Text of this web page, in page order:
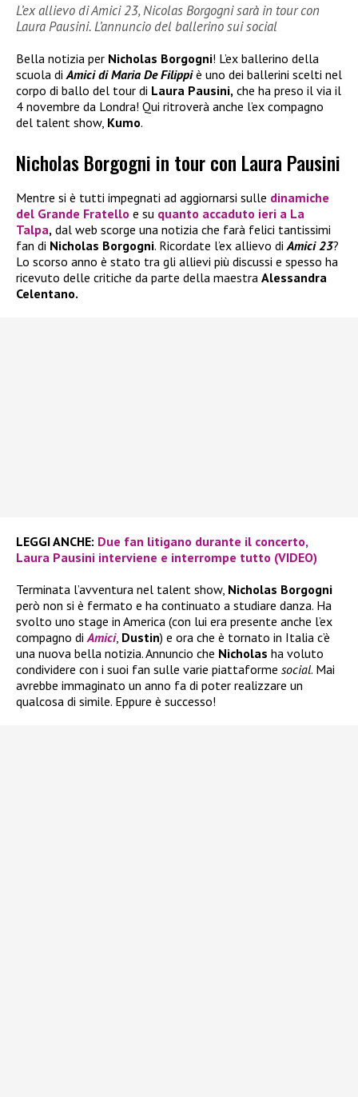
L’ex allievo di Amici 23, Nicolas Borgogni sarà in tour con
Laura Pausini. L’annuncio del ballerino sui social
Bella notizia per Nicholas Borgogni! L’ex ballerino della
scuola di Amici di Maria De Filippiè uno dei ballerini scelti nel
corpo di ballo del tour di Laura Pausini, che ha preso il via il
4 novembre da Londra! Qui ritroverà anche l’ex compagno
del talent show, Kumo.
Nicholas Borgogni in tour con Laura Pausini
Mentre si è tutti impegnati ad aggiornarsi sulle dinamiche
del Grande Fratello e su quanto accaduto ieri a La
Talpa, dal web scorge una notizia che farà felici tantissimi
fan di Nicholas Borgogni. Ricordate l’ex allievo diAmici 23?
Lo scorso anno è stato tra gli allievi più discussi e spesso ha
ricevuto delle critiche da parte della maestra Alessandra
Celentano.
LEGGI ANCHE: Due fan litigano durante il concerto,
Laura Pausini interviene e interrompe tutto (VIDEO)
Terminata l’avventura nel talent show, Nicholas Borgogni
però non si è fermato e ha continuato a studiare danza. Ha
svolto uno stage in America (con lui era presente anche l’ex
compagno diAmici, Dustin) e ora che è tornato in Italia c’è
una nuova bella notizia. Annuncio che Nicholas ha voluto
condividere con i suoi fan sulle varie piattaforme social. Mai
avrebbe immaginato un anno fa di poter realizzare un
qualcosa di simile. Eppure è successo!